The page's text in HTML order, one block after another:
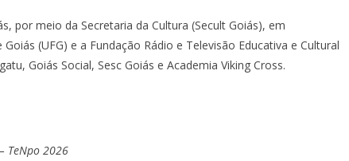
por meio da Secretaria da Cultura (Secult Goiás), em
(UFG) e a Fundação Rádio e Televisão Educativa e Cultural
Goiás Social, Sesc Goiás e Academia Viking Cross.
TeNpo 2026